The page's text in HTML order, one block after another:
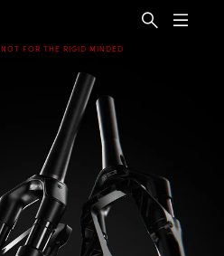
NOT FOR THE RIGID MINDED